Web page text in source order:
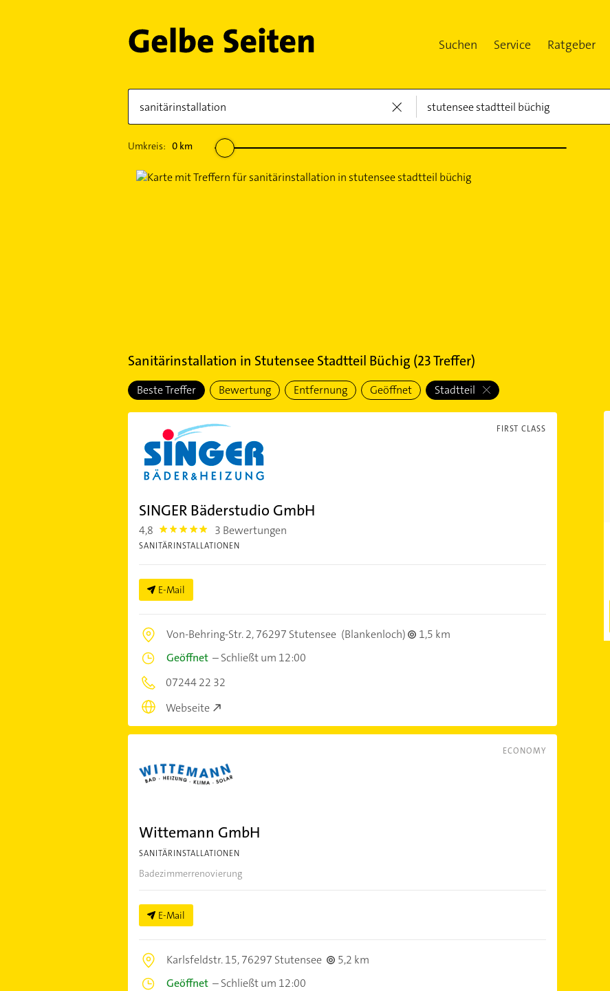
Suchen Service Ratgeber
Umkreis: 0km
Sanitärinstallation in Stutensee Stadtteil Büchig (23Treffer)
Beste Treffer Bewertung Entfernung Geöffnet Stadtteil
FIRST CLASS
SINGER Bäderstudio GmbH
4,8 4.8 3 Bewertungen
SANITÄRINSTALLATIONEN
E-Mail
Von-Behring-Str. 2,76297 Stutensee (Blankenloch)
1,5 km
Geöffnet–Schließt um 12:00
07244 22 32
Webseite
ECONOMY
Wittemann GmbH
SANITÄRINSTALLATIONEN
Badezimmerrenovierung
E-Mail
Karlsfeldstr. 15,76297 Stutensee
5,2 km
Geöffnet–Schließt um 12:00